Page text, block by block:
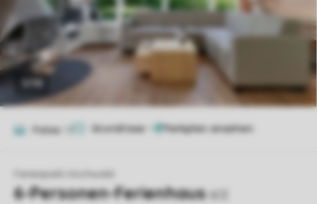
Fotos Grundrisse
Ferienpark Hochwald
6-Personen-Ferienhaus